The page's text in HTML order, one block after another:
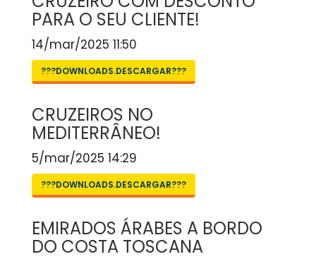
PARA O SEU CLIENTE!
14/mar/2025 11:50
???DOWNLOADS.DESCARGAR???
CRUZEIROS NO
MEDITERRÂNEO!
5/mar/2025 14:29
???DOWNLOADS.DESCARGAR???
EMIRADOS ÁRABES A BORDO
DO COSTA TOSCANA